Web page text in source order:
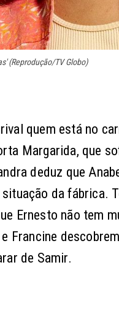
(Reprodução/TV Globo)
quem está no
Margarida, que
deduz que
da fábrica.
Ernesto não tem
Francine
de Samir.